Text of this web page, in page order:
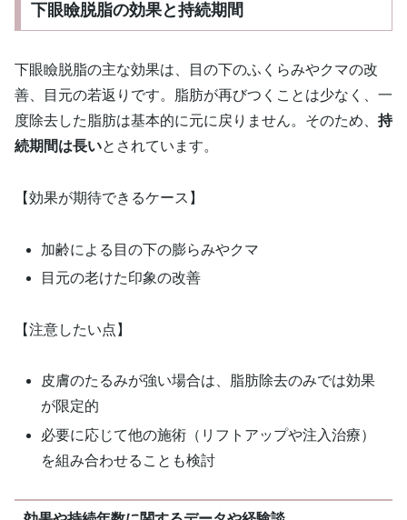
下眼瞼脱脂の効果と持続期間
下眼瞼脱脂の主な効果は、目の下のふくらみやクマの改
善、目元の若返りです。脂肪が再びつくことは少なく、一
度除去した脂肪は基本的に元に戻りません。そのため、 持
続期間は長いとされています。
【効果が期待できるケース】
加齢による目の下の膨らみやクマ
目元の老けた印象の改善
【注意したい点】
皮膚のたるみが強い場合は、脂肪除去のみでは効果
が限定的
必要に応じて他の施術（リフトアップや注入治療）
を組み合わせることも検討